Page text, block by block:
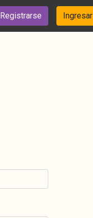
Registrarse Ingresar